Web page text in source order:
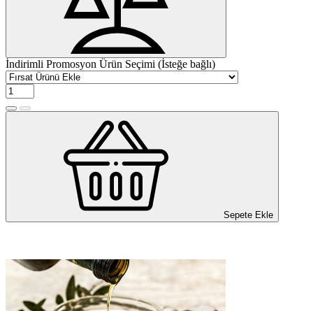
İndirimli Promosyon Ürün Seçimi (İsteğe bağlı)
Sepete Ekle